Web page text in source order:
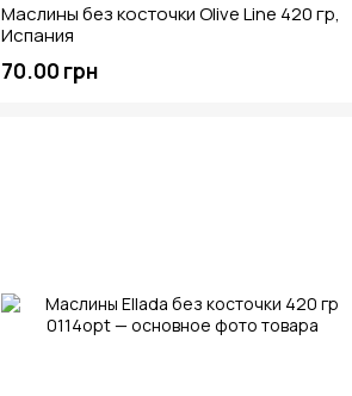
Маслины без косточки Olive Line 420 гр,
Испания
70.00 грн